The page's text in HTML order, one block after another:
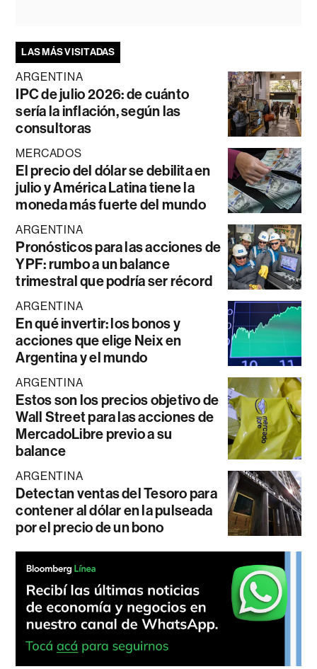
LAS MÁS VISITADAS
ARGENTINA
IPC de julio 2026: de cuánto
sería la inflación, según las
consultoras
MERCADOS
El precio del dólar se debilita en
julio y América Latina tiene la
moneda más fuerte del mundo
ARGENTINA
Pronósticos para las acciones de
YPF: rumbo a un balance
trimestral que podría ser récord
ARGENTINA
En qué invertir: los bonos y
acciones que elige Neix en
Argentina y el mundo
ARGENTINA
Estos son los precios objetivo de
Wall Street para las acciones de
MercadoLibre previo a su
balance
ARGENTINA
Detectan ventas del Tesoro para
contener al dólar en la pulseada
por el precio de un bono